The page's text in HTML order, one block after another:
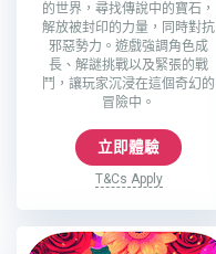
的世界，尋找傳說中的寶石，
解放被封印的力量，同時對抗
邪惡勢力。遊戲強調角色成
長、解謎挑戰以及緊張的戰
鬥，讓玩家沉浸在這個奇幻的
冒險中。
立即體驗
T&Cs Apply